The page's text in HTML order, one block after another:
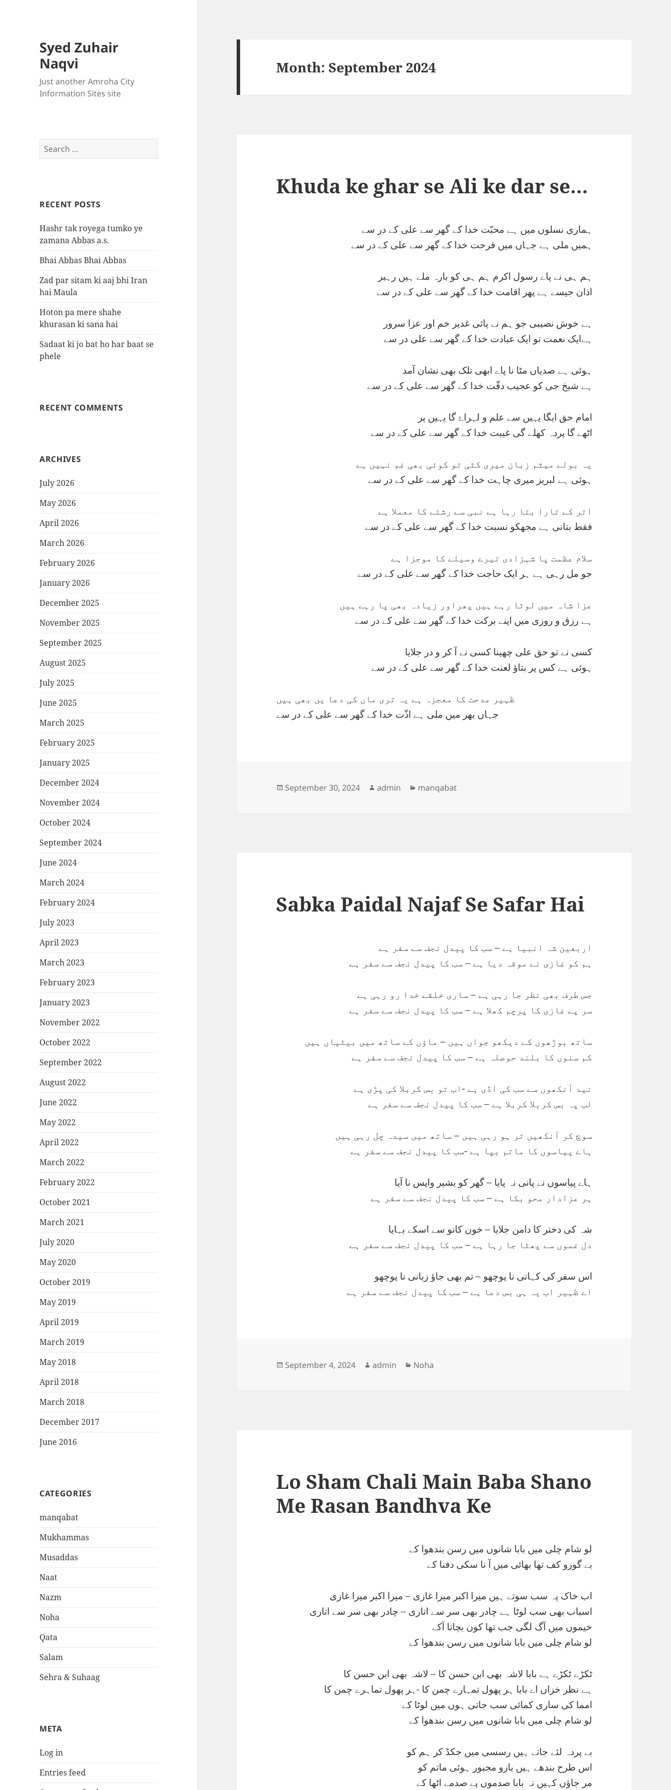
Syed Zuhair
Naqvi
Just another Amroha City
Information Sites site
Search
for:
RECENT POSTS
Hashr tak royega tumko ye
zamana Abbas a.s.
Bhai Abbas Bhai Abbas
Zad par sitam ki aaj bhi Iran
hai Maula
Hoton pa mere shahe
khurasan ki sana hai
Sadaat ki jo bat ho har baat se
phele
RECENT COMMENTS
ARCHIVES
July 2026
May 2026
April 2026
March 2026
February 2026
January 2026
December 2025
November 2025
September 2025
August 2025
July 2025
June 2025
March 2025
February 2025
January 2025
December 2024
November 2024
October 2024
September 2024
June 2024
March 2024
February 2024
July 2023
April 2023
March 2023
February 2023
January 2023
November 2022
October 2022
September 2022
August 2022
June 2022
May 2022
April 2022
March 2022
February 2022
October 2021
March 2021
July 2020
May 2020
October 2019
May 2019
April 2019
March 2019
May 2018
April 2018
March 2018
December 2017
June 2016
CATEGORIES
manqabat
Mukhammas
Musaddas
Naat
Nazm
Noha
Qata
Salam
Sehra & Suhaag
META
Log in
Entries feed
Month:September 2024
Khuda ke ghar se Ali ke dar se…
ہماری نسلوں میں ہے محبّت خدا کے گھر سے علی کے در سے
ہمیں ملی ہے جہاں میں فرحت خدا کے گھر سے علی کے در سے
ہم ہی نے پاے رسول اکرم ہم ہی کو بارہ ملے ہیں رہبر
اذان جیسے ہے پھر اقامت خدا کے گھر سے علی کے در سے
ہے خوش نصیبی جو ہم نے پائی غدیر خم اور عزا سرور
ہےایک نعمت تو ایک عبادت خدا کے گھر سے علی در سے
ہوئی ہے صدیاں مٹا نا پاے ابھی تلک بھی نشان آمد
ہے شیخ جی کو عجیب دقّت خدا کے گھر سے علی کے در سے
امام حق ایگا یہیں سے علم و لہراۓ گا یہیں پر
اٹھے گا پردہ کھلے گی غیبت خدا کے گھر سے علی کے در سے
یہ بولے میثم زبان میری کٹی تو کوئی بھی غم نہیں ہے
ہوئی ہے لبریز میری چاہت خدا کے گھر سے علی کے در سے
اتر کے تارا بتا رہا ہے نبی سے رشتے کا معملا ہے
فقط بتانی ہے مجھکو نسبت خدا کے گھر سے علی کے در سے
سلام عظمت پا شہزادی تیرے وسیلے کا موجزا ہے
جو مل رہی ہے ہر ایک حاجت خدا کے گھر سے علی کے در سے
عزا شاہ میں لوٹا رہے ہیں پھراور زیادہ بھی پا رہے ہیں
ہے رزق و روزی میں اپنے برکت خدا کے گھر سے علی کے در سے
کسی نے تو حق علی چھینا کسی نے آ کر و در جلایا
ہوئی ہے کس پر بتاؤ لعنت خدا کے گھر سے علی کے در سے
ظہیر مدحت کا معجزہ ہے یہ تری ماں کی دعا یں بھی ہیں
جہاں بھر میں ملی ہے اذّت خدا کے گھر سے علی کے در سے
Posted
September 30, 2024 Author
admin Categories
manqabat
Sabka Paidal Najaf Se Safar Hai
اربعین شہ انبیا ہے – سب کا پیدل نجف سے سفر ہے
ہم کو غازی نے موقہ دیا ہے – سب کا پیدل نجف سے سفر ہے
جس طرف بھی نظر جا رہی ہے – ساری خلقے خدا رو رہی ہے
سر پے غازی کا پرچم کھلا ہے – سب کا پیدل نجف سے سفر ہے
ساتھ بوڑھوں کے دیکھو جواں ہیں – ماؤں کے ساتھ میں بیٹیاں ہیں
کم سنوں کا بلند حوصلہ ہے – سب کا پیدل نجف سے سفر ہے
نید آنکھوں سے سب کی اڈی ہے -اب تو بس کربلا کی پڑی ہے
لب پہ بس کربلا کربلا ہے – سب کا پیدل نجف سے سفر ہے
سوچ کر آنکھیں تر ہو رہی ہیں – ساتھ میں سیدہ چل رہی ہیں
ہاے پیاسوں کا ماتم بپا ہے -سب کا پیدل نجف سے سفر ہے
ہاے پیاسوں نے پانی نہ پایا – گھر کو بشیر واپس نا آیا
ہر عزادار محو بکا ہے – سب کا پیدل نجف سے سفر ہے
شہ کی دختر کا دامن جلایا – خون کانو سے اسکے بہایا
دل غموں سے پھٹا جا رہا ہے – سب کا پیدل نجف سے سفر ہے
اس سفر کی کہانی نا پوچھو – تم بھی جاؤ زبانی نا پوچھو
اے ظہیر اب یہ ہی بس دعا ہے – سب کا پیدل نجف سے سفر ہے
Posted
September 4, 2024 Author
admin Categories
Noha
Lo Sham Chali Main Baba Shano
Me Rasan Bandhva Ke
لو شام چلی میں بابا شانوں میں رسن بندھوا کے
بے گورو کف تھا بھائی میں آ نا سکی دفنا کے
اب خاک پہ سب سوتے ہیں میرا اکبر میرا غازی – میرا اکبر میرا غازی
اسباب بھی سب لوٹا ہے چادر بھی سر سے اتاری – چادر بھی سر سے اتاری
خیموں میں آگ لگی جب تھا کون بچاتا آکے
لو شام چلی میں بابا شانوں میں رسن بندھوا کے
ٹکڑے ٹکڑے ہے بابا لاشہ بھی ابن حسن کا – لاشہ بھی ابن حسن کا
ہے نظر خزاں اے بابا ہر پھول تمہارے چمن کا -ہر پھول تماہرے چمن کا
امما کی ساری کمائی سب جاتی ہوں میں لوٹا کے
لو شام چلی میں بابا شانوں میں رسن بندھوا کے
بے پردہ لئے جاتے ہیں رسسی میں جکڈ کر ہم کو
اس طرح بندھے ہیں بازو مجبور ہوئی ماتم کو
مر جاؤں کہیں نہ بابا صدموں پے صدمے اٹھا کے